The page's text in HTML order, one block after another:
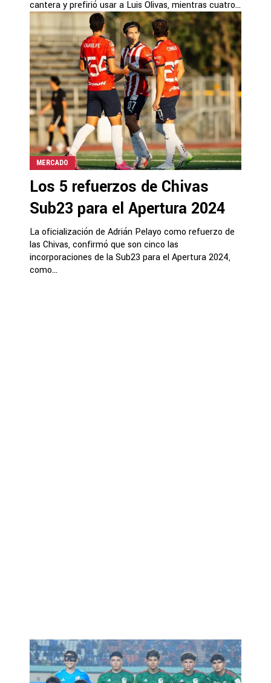
cantera y prefirió usar a Luis Olivas, mientras cuatro...
MERCADO
Los 5 refuerzos de Chivas
Sub23 para el Apertura 2024
La oficialización de Adrián Pelayo como refuerzo de
las Chivas, confirmó que son cinco las
incorporaciones de la Sub23 para el Apertura 2024,
como...